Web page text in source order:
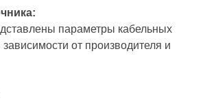
параметры кабельных
от производителя и